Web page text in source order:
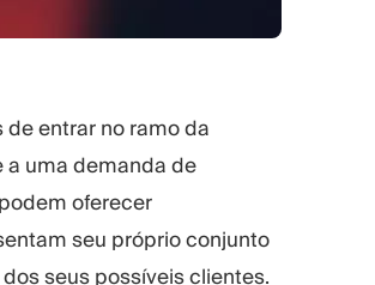
entrar no ramo da
uma demanda de
oferecer
seu próprio conjunto
seus possíveis clientes.